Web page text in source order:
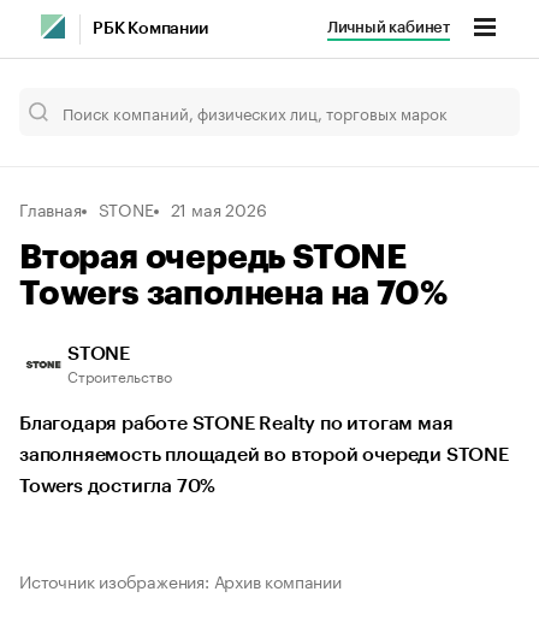
РБК Компании Личный кабинет
Главная STONE 21 мая 2026
Вторая очередь STONE
Towers заполнена на 70%
STONE
Строительство
Благодаря работе STONE Realty по итогам мая
заполняемость площадей во второй очереди STONE
Towers достигла 70%
Источник изображения: Архив компании